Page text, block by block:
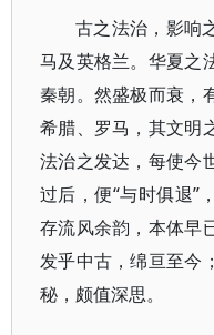
古之法治，影响
马及英格兰。华夏之
秦朝。然盛极而衰，
希腊、罗马，其文明
法治之发达，每使今
过后，便“与时俱退”
存流风余韵，本体早
发乎中古，绵亘至今
秘，颇值深思。